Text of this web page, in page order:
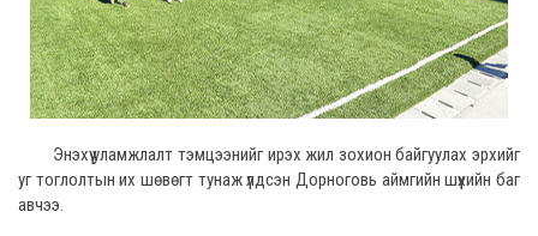
Энэхүү уламжлалт тэмцээнийг ирэх жил зохион байгуулах эрхийг
уг тоглолтын их шөвөгт тунаж үлдсэн Дорноговь аймгийн шүүхийн баг
авчээ.